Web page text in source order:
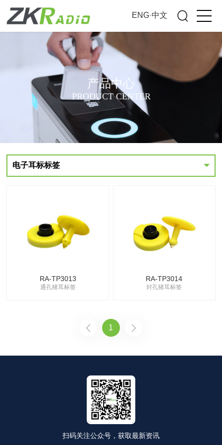
ENG·中文
产品中心
PRODUCT CENTER
电子耳标标签
RA-TP3013
通孔猪耳标签
RA-TP3014
封孔猪耳标签
1
扫码关注公众号，获取最新资讯